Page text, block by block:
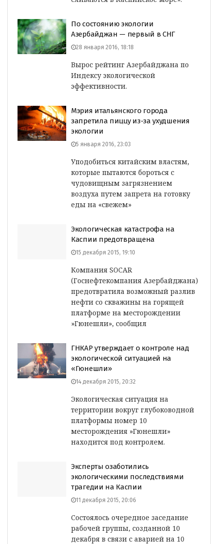
По состоянию экологии
Азербайджан — первый в СНГ
28 января 2016, 18:18
Вырос рейтинг Азербайджана по
Индексу экологической
эффективности.
Мэрия итальянского города
запретила пиццу из-за ухудшения
экологии
5 января 2016, 23:03
Уподобиться китайским властям,
которые пытаются бороться с
чудовищным загрязнением
воздуха путем запрета на готовку
еды на «свежем»
Экологическая катастрофа на
Каспии предотвращена
15 декабря 2015, 19:10
Компания SOCAR
(Госнефтекомпания Азербайджана)
предотвратила возможный разлив
нефти со скважины на горящей
платформе на месторождении
»Гюнешли», сообщил
ГНКАР утверждает о контроле над
экологической ситуацией на
«Гюнешли»
14 декабря 2015, 20:32
Экологическая ситуация на
территории вокруг глубоководной
платформы номер 10
месторождения »Гюнешли»
находится под контролем.
Эксперты озаботились
экологическими последствиями
трагедии на Каспии
11 декабря 2015, 20:06
Состоялось очередное заседание
рабочей группы, созданной 10
декабря в связи с аварией на 10